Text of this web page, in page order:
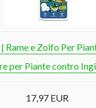
e Zolfo Per
per Piante contro
17,97 EUR